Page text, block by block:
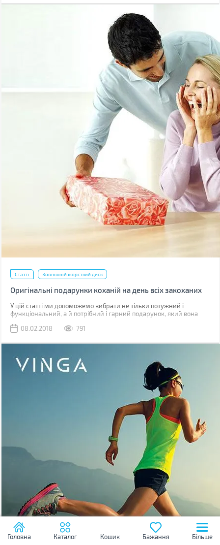
Статті Зовнішній жорсткий диск
Оригінальні подарунки коханій на день всіх закоханих
У цій статті ми допоможемо вибрати не тільки потужний і
функціональний, а й потрібний і гарний подарунок, який вона
08.02.2018
791
Головна Каталог Кошик Бажання Більше